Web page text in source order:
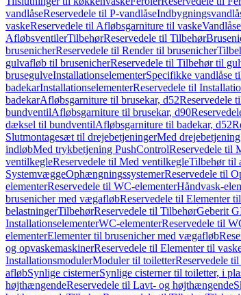
vandlåseReservedele til P-vandlåse
vaskeReservedele til Afløbsgarniture til vaskeVandlåse
AfløbsventilerTilbehørReservedele til Tilbehør
brusenicherReservedele til Render til brusenicher
gulvafløb til brusenicherReservedele til Tilbehør til
brusegulveInstallationselementerSpecifikke vandlåse
badekarInstallationselementerReservedele til
badekarAfløbsgarniture til brusekar, d52Reservedele
bundventilAfløbsgarniture til brusekar, d90
dæksel til bundventilAfløbsgarniture til badekar, d52
Slutmontagesæt til drejebetjeningerMed
indløbMed trykbetjening PushControlReservedele til
ventilkegleReservedele til Med ventilkegleTilbehør til
SystemvæggeOphængningssystemerReservedele til
elementerReservedele til WC-elementerHåndvask-
brusenicher med vægafløbReservedele til Elementer
belastningerTilbehørReservedele til TilbehørGeberit
InstallationselementerWC-elementerReservedele til
elementerElementer til brusenicher med vægafløb
og opvaskemaskinerReservedele til Elementer til
InstallationsmodulerModuler til toiletterReservedele
afløbSynlige cisternerSynlige cisterner til toiletter, i
højthængendeReservedele til Lavt- og højthængende